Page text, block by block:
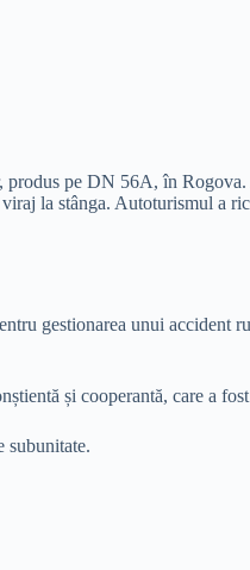
pe DN 56A, în
la stânga. Autoturismul a
gestionarea unui accident
și cooperantă, care a
subunitate.